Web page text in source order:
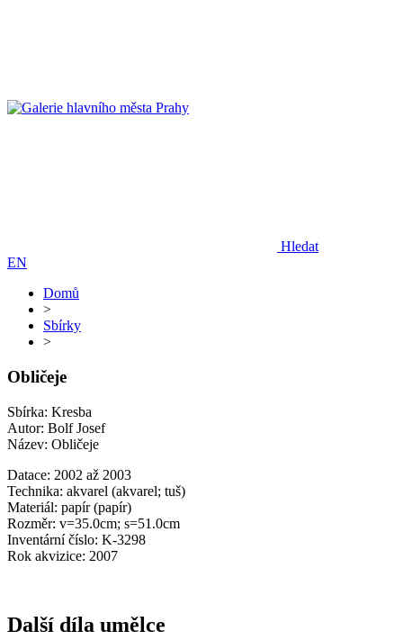
Hledat
EN
Domů
>
Sbírky
>
Obličeje
Sbírka: Kresba
Autor: Bolf Josef
Název: Obličeje
Datace: 2002 až 2003
Technika: akvarel (akvarel; tuš)
Materiál: papír (papír)
Rozměr: v=35.0cm; s=51.0cm
Inventární číslo: K-3298
Rok akvizice: 2007
Další díla umělce